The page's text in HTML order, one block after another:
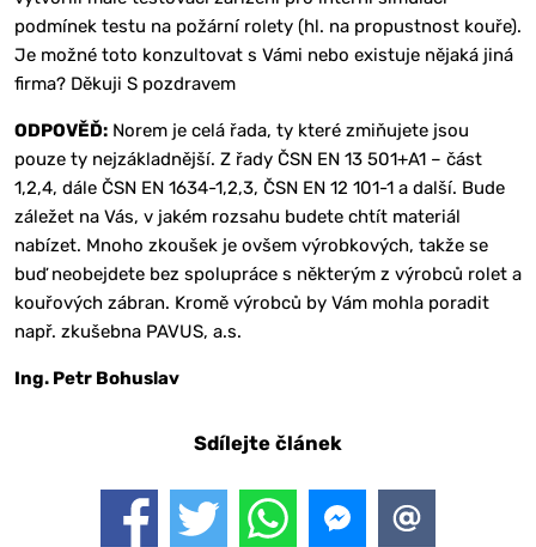
podmínek testu na požární rolety (hl. na propustnost kouře).
Je možné toto konzultovat s Vámi nebo existuje nějaká jiná
firma? Děkuji S pozdravem
ODPOVĚĎ:Norem je celá řada, ty které zmiňujete jsou
pouze ty nejzákladnější. Z řady ČSN EN 13 501+A1 – část
1,2,4, dále ČSN EN 1634-1,2,3, ČSN EN 12 101-1 a další. Bude
záležet na Vás, v jakém rozsahu budete chtít materiál
nabízet. Mnoho zkoušek je ovšem výrobkových, takže se
buď neobejdete bez spolupráce s některým z výrobců rolet a
kouřových zábran. Kromě výrobců by Vám mohla poradit
např. zkušebna PAVUS, a.s.
Ing. Petr Bohuslav
Sdílejte článek